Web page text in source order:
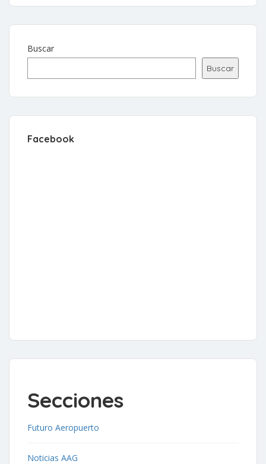
Buscar
Buscar
Facebook
Secciones
Futuro Aeropuerto
Noticias AAG